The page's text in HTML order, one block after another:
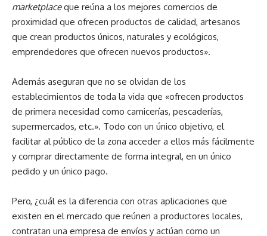
marketplaceque reúna a los mejores comercios de
proximidad que ofrecen productos de calidad, artesanos
que crean productos únicos, naturales y ecológicos,
emprendedores que ofrecen nuevos productos».
Además aseguran que no se olvidan de los
establecimientos de toda la vida que «ofrecen productos
de primera necesidad como carnicerías, pescaderías,
supermercados, etc.». Todo con un único objetivo, el
facilitar al público de la zona acceder a ellos más fácilmente
y comprar directamente de forma integral, en un único
pedido y un único pago.
Pero, ¿cuál es la diferencia con otras aplicaciones que
existen en el mercado que reúnen a productores locales,
contratan una empresa de envíos y actúan como un